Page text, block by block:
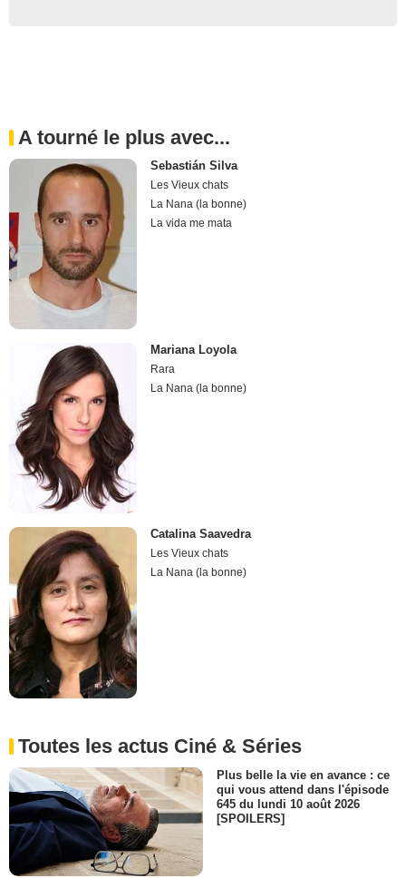
A tourné le plus avec...
Sebastián Silva
Les Vieux chats
La Nana (la bonne)
La vida me mata
Mariana Loyola
Rara
La Nana (la bonne)
Catalina Saavedra
Les Vieux chats
La Nana (la bonne)
Toutes les actus Ciné & Séries
Plus belle la vie en avance : ce
qui vous attend dans l'épisode
645 du lundi 10 août 2026
[SPOILERS]